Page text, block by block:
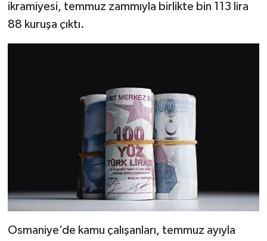
ikramiyesi, temmuz zammıyla birlikte bin 113 lira
88 kuruşa çıktı.
Osmaniye’de kamu çalışanları, temmuz ayıyla